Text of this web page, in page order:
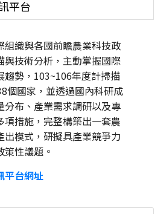
平台
組織與各國前瞻農業科技政
與技術分析，主動掌握國際
趨勢，103~106年度計掃描
個國家，並透過國內科研成
分布、產業需求調研以及專
項措施，完整構築出一套農
出模式，研擬具產業競爭力
性議題。
平台網址